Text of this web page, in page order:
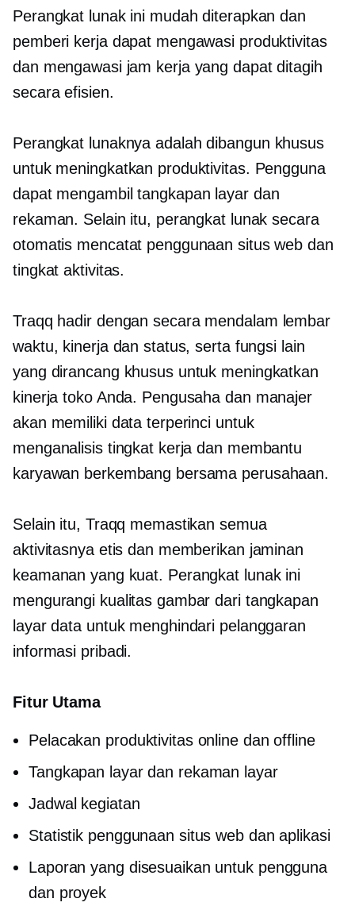
Perangkat lunak ini mudah diterapkan dan
pemberi kerja dapat mengawasi produktivitas
dan mengawasi jam kerja yang dapat ditagih
secara efisien.
Perangkat lunaknya adalahdibangun khusus
untuk meningkatkan produktivitas. Pengguna
dapat mengambil tangkapan layar dan
rekaman. Selain itu, perangkat lunak secara
otomatis mencatat penggunaan situs web dan
tingkat aktivitas.
Traqq hadir dengansecara mendalam lembar
waktu, kinerja dan status, serta fungsi lain
yang dirancang khusus untuk meningkatkan
kinerja toko Anda. Pengusaha dan manajer
akan memiliki data terperinci untuk
menganalisis tingkat kerja dan membantu
karyawan berkembang bersama perusahaan.
Selain itu, Traqq memastikan semua
aktivitasnya etis dan memberikan jaminan
keamanan yang kuat. Perangkat lunak ini
mengurangi kualitas gambar dari tangkapan
layar data untuk menghindari pelanggaran
informasi pribadi.
Fitur Utama
Pelacakan produktivitas online dan offline
Tangkapan layar dan rekaman layar
Jadwal kegiatan
Statistik penggunaan situs web dan aplikasi
Laporan yang disesuaikan untuk pengguna
dan proyek